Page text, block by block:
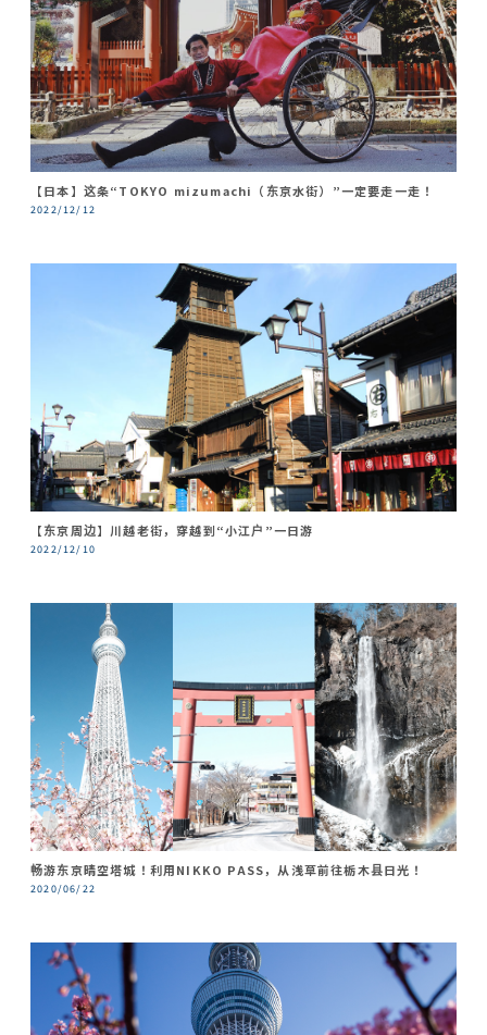
【日本】这条“TOKYO mizumachi（东京水街）”一定要走一走！
2022/12/12
【东京周边】川越老街，穿越到“小江户”一日游
2022/12/10
畅游东京晴空塔城！利用NIKKO PASS，从浅草前往栃木县日光！
2020/06/22